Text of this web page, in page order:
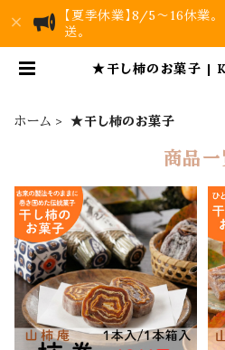
【夏季休業】8/5～16休
送。
★干し柿のお菓子 |
ホーム ★干し柿のお菓子
商品一